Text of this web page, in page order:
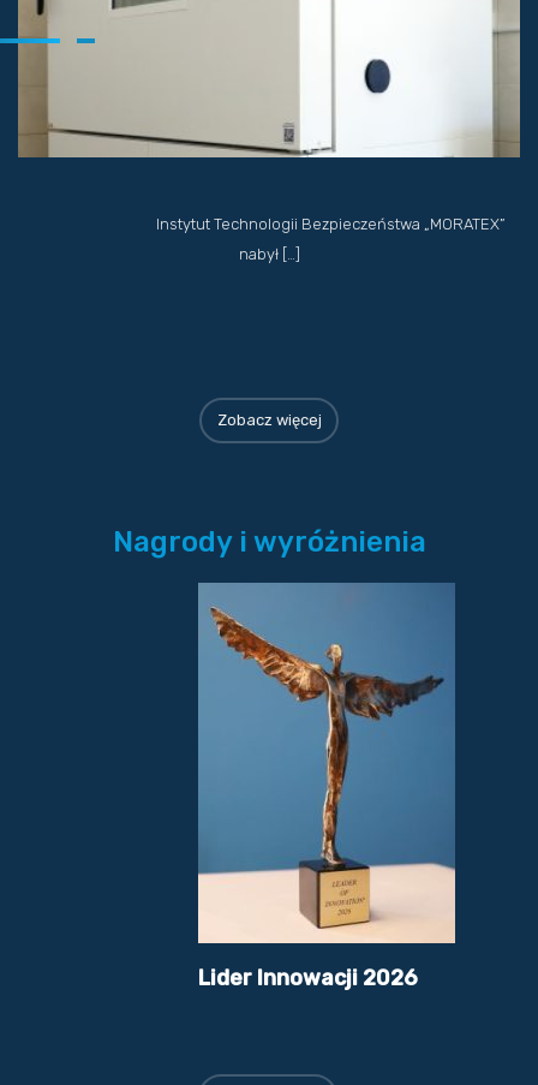
Instytut Technologii Bezpieczeństwa „MORATEX”
nabył […]
Zobacz więcej
Nagrody i wyróżnienia
Lider Innowacji 2026